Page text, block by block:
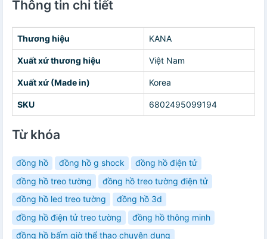
Thông tin chi tiết
Thương hiệu KANA
Xuất xứ thương hiệu Việt Nam
Xuất xứ (Made in) Korea
SKU 6802495099194
Từ khóa
đồng hồ đồng hồ g shock
đồng hồ điện tử
đồng hồ treo tường
đồng hồ treo tường điện tử
đồng hồ led treo tường
đồng hồ 3d
đồng hồ điện tử treo tường
đồng hồ thông minh
đồng hồ bấm giờ thể thao chuyên dụng